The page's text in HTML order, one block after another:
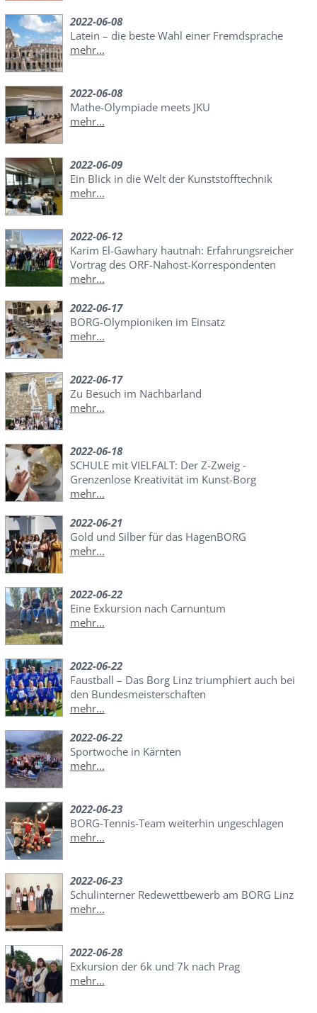
2022-06-08
Latein – die beste Wahl einer Fremdsprache
mehr...
2022-06-08
Mathe-Olympiade meets JKU
mehr...
2022-06-09
Ein Blick in die Welt der Kunststofftechnik
mehr...
2022-06-12
Karim El-Gawhary hautnah: Erfahrungsreicher
Vortrag des ORF-Nahost-Korrespondenten
mehr...
2022-06-17
BORG-Olympioniken im Einsatz
mehr...
2022-06-17
Zu Besuch im Nachbarland
mehr...
2022-06-18
SCHULE mit VIELFALT: Der Z-Zweig -
Grenzenlose Kreativität im Kunst-Borg
mehr...
2022-06-21
Gold und Silber für das HagenBORG
mehr...
2022-06-22
Eine Exkursion nach Carnuntum
mehr...
2022-06-22
Faustball – Das Borg Linz triumphiert auch bei
den Bundesmeisterschaften
mehr...
2022-06-22
Sportwoche in Kärnten
mehr...
2022-06-23
BORG-Tennis-Team weiterhin ungeschlagen
mehr...
2022-06-23
Schulinterner Redewettbewerb am BORG Linz
mehr...
2022-06-28
Exkursion der 6k und 7k nach Prag
mehr...